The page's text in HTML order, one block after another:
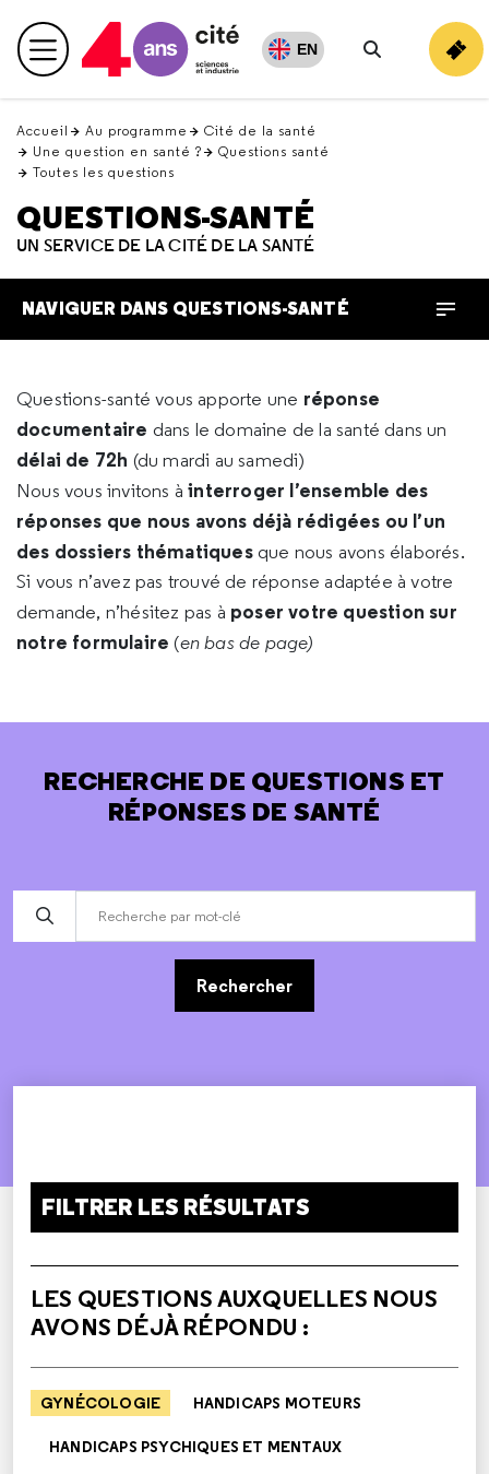
en
haut Menu principal EN
Rechercher
Accueil Au programme
Cité de la santé
Une question en santé ?
Questions santé
Toutes les questions
QUESTIONS-SANTÉ
UN SERVICE DE LA CITÉ DE LA SANTÉ
NAVIGUER DANS QUESTIONS-SANTÉ
Questions-santé vous apporte une réponse
documentaire dans le domaine de la santé dans un
délai de 72h (du mardi au samedi)
Nous vous invitons àinterroger l’ensemble des
réponses que nous avons déjà rédigées ou l’un
des dossiers thématiques que nous avons élaborés.
Si vous n’avez pas trouvé de réponse adaptée à votre
demande, n’hésitez pas à poser votre question sur
notre formulaire (en bas de page)
RECHERCHE DE QUESTIONS ET
RÉPONSES DE SANTÉ
Rechercher
FILTRER LES RÉSULTATS
LES QUESTIONS AUXQUELLES NOUS
AVONS DÉJÀ RÉPONDU :
GYNÉCOLOGIE HANDICAPS MOTEURS
HANDICAPS PSYCHIQUES ET MENTAUX